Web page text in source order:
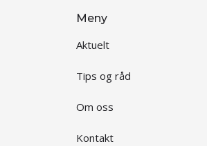
Meny
Aktuelt
Tips og råd
Om oss
Kontakt